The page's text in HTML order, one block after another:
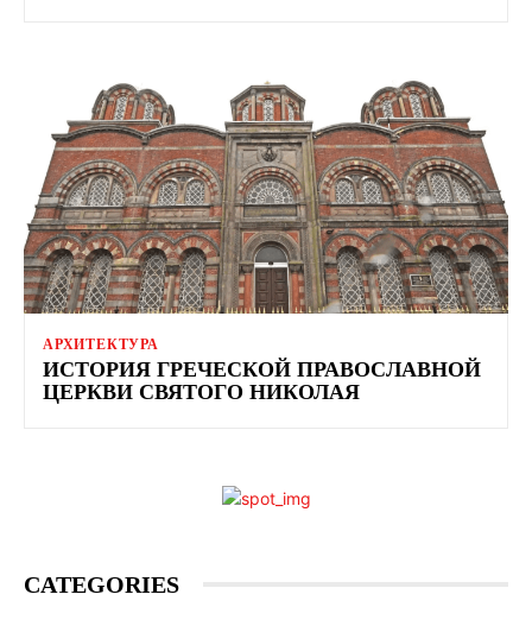
АРХИТЕКТУРА
ИСТОРИЯ ГРЕЧЕСКОЙ ПРАВОСЛАВНОЙ
ЦЕРКВИ СВЯТОГО НИКОЛАЯ
CATEGORIES